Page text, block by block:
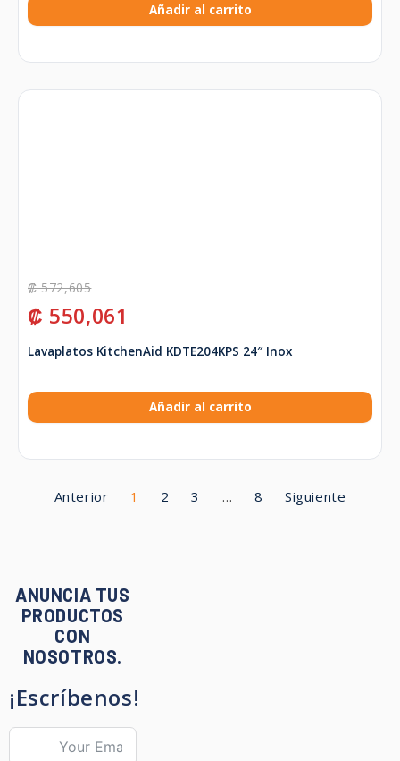
Añadir al carrito
₡572,605
₡ 550,061
Lavaplatos KitchenAid KDTE204KPS 24″ Inox
Añadir al carrito
Anterior 1 2 3 … 8 Siguiente
ANUNCIA TUS
PRODUCTOS
CON
NOSOTROS.
¡Escríbenos!